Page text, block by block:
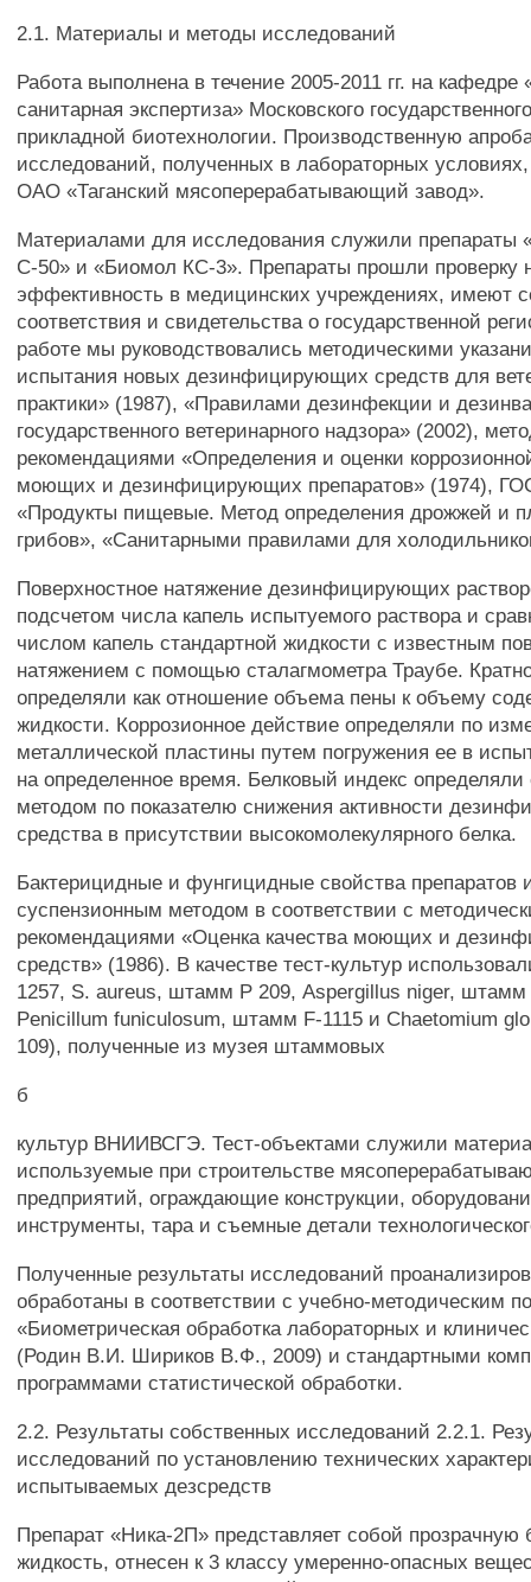
2.1. Материалы и методы исследований
Работа выполнена в течение 2005-2011 гг. на кафедре
санитарная экспертиза» Московского
прикладной биотехнологии. Производственную
исследований, полученных в лабораторных
ОАО «Таганский мясоперерабатывающий завод».
Материалами для исследования служили препараты
С-50» и «Биомол КС-3». Препараты прошли проверку
эффективность в медицинских учреждениях, имеют
соответствия и свидетельства о государственной
работе мы руководствовались методическими
испытания новых дезинфицирующих средств для
практики» (1987), «Правилами дезинфекции и
государственного ветеринарного надзора» (2002),
рекомендациями «Определения и оценки
моющих и дезинфицирующих препаратов» (1974),
«Продукты пищевые. Метод определения дрожжей и
грибов», «Санитарными правилами для
Поверхностное натяжение дезинфицирующих
подсчетом числа капель испытуемого раствора и
числом капель стандартной жидкости с известным
натяжением с помощью сталагмометра Траубе.
определяли как отношение объема пены к объему
жидкости. Коррозионное действие определяли по
металлической пластины путем погружения ее в
на определенное время. Белковый индекс
методом по показателю снижения активности
средства в присутствии высокомолекулярного белка.
Бактерицидные и фунгицидные свойства препаратов
суспензионным методом в соответствии с
рекомендациями «Оценка качества моющих и
средств» (1986). В качестве тест-культур
1257, S. aureus, штамм Р 209, Aspergillus niger, штамм
Penicillum funiculosum, штамм F-1115 и Chaetomium
109), полученные из музея штаммовых
б
культур ВНИИВСГЭ. Тест-объектами служили
используемые при строительстве
предприятий, ограждающие конструкции,
инструменты, тара и съемные детали
Полученные результаты исследований
обработаны в соответствии с учебно-методическим
«Биометрическая обработка лабораторных и
(Родин В.И. Шириков В.Ф., 2009) и стандартными
программами статистической обработки.
2.2. Результаты собственных исследований 2.2.1.
исследований по установлению технических
испытываемых дезсредств
Препарат «Ника-2П» представляет собой прозрачную
жидкость, отнесен к 3 классу умеренно-опасных